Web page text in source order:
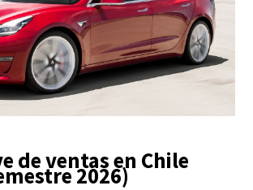
de ventas en Chile
2026)